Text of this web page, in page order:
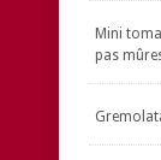
Mini
pas